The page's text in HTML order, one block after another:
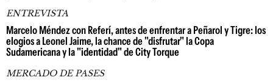
ENTREVISTA
Marcelo Méndez con Referí, antes de enfrentar a Peñarol y Tigre: los
elogios a Leonel Jaime, la chance de "disfrutar" la Copa
Sudamericana y la "identidad" de City Torque
MERCADO DE PASES